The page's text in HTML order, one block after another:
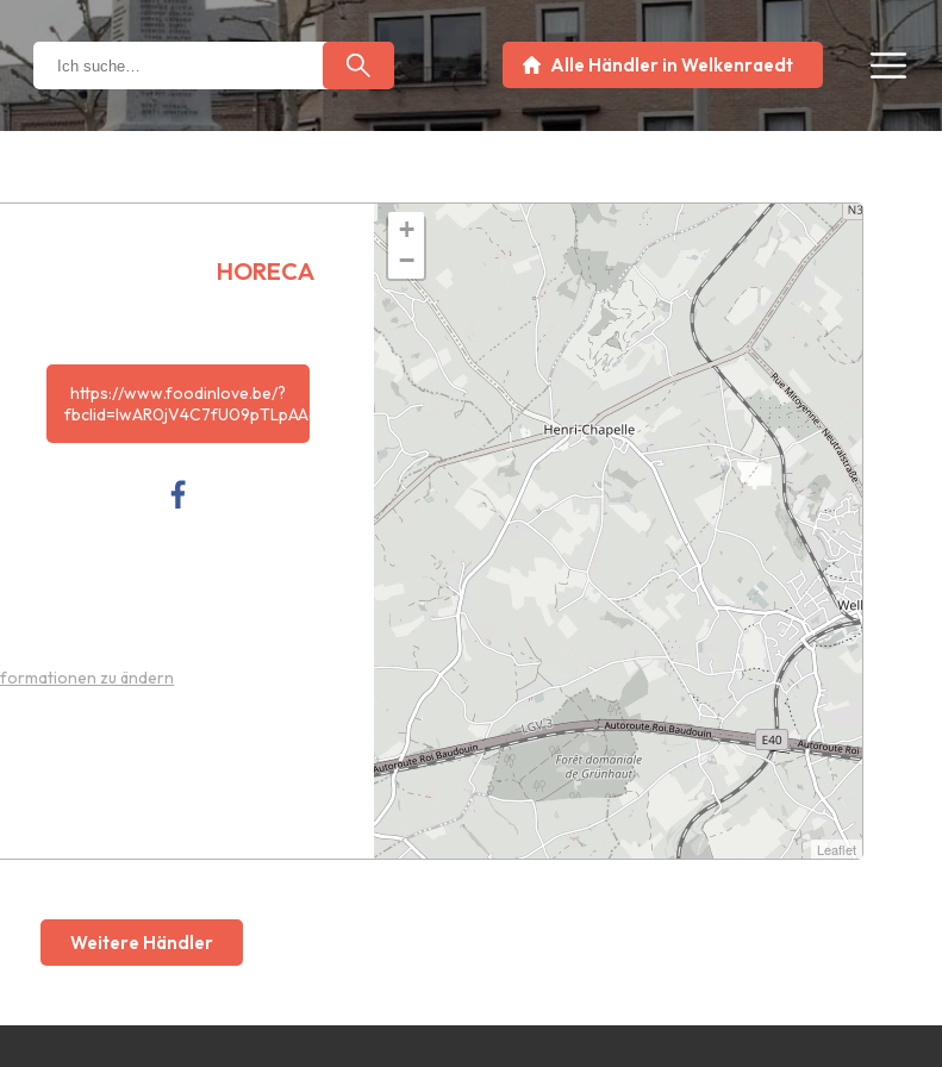
Alle Händler in Welkenraedt
HORECA
https://www.foodinlove.be/?
fbclid=IwAR0jV4C7fU09pTLpAAatlwKajPc1ytpW24jyJnVMCooFb7HqcIDoqG7kZr8
zu ändern
+
−
Leaflet
Weitere Händler